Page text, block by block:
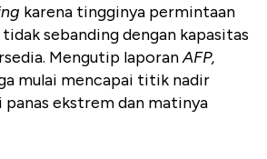
karena tingginya permintaan
sebanding dengan kapasitas
Mengutip laporanAFP,
mulai mencapai titik nadir
ekstrem dan matinya